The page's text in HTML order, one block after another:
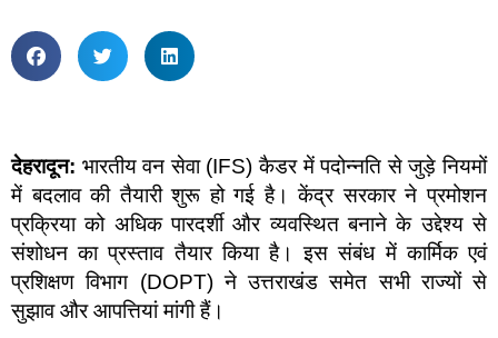
देहरादून: भारतीय वन सेवा (IFS) कैडर में पदोन्नति से जुड़े नियमों
में बदलाव की तैयारी शुरू हो गई है। केंद्र सरकार ने प्रमोशन
प्रक्रिया को अधिक पारदर्शी और व्यवस्थित बनाने के उद्देश्य से
संशोधन का प्रस्ताव तैयार किया है। इस संबंध में कार्मिक एवं
प्रशिक्षण विभाग (DOPT) ने उत्तराखंड समेत सभी राज्यों से
सुझाव और आपत्तियां मांगी हैं।